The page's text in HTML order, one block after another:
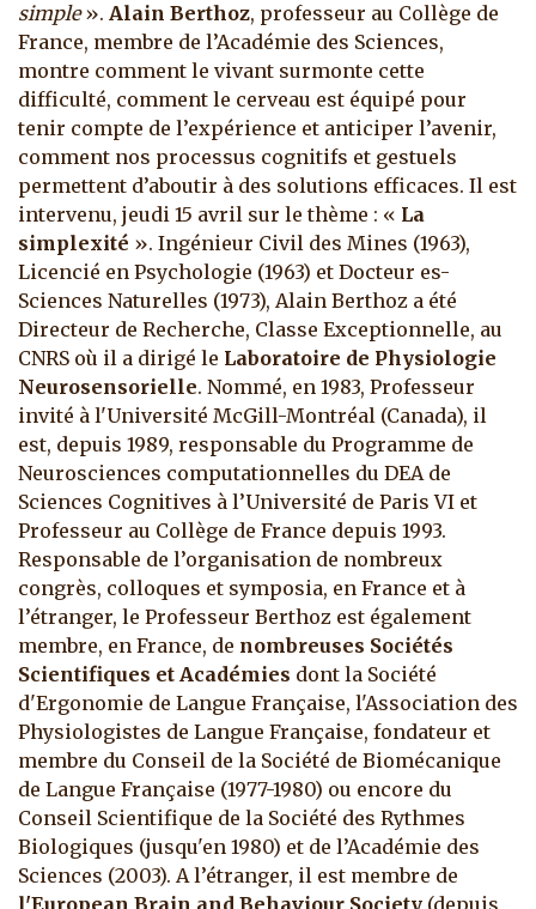
simple». Alain Berthoz, professeur au Collège de
France, membre de l’Académie des Sciences,
montre comment le vivant surmonte cette
difficulté, comment le cerveau est équipé pour
tenir compte de l’expérience et anticiper l’avenir,
comment nos processus cognitifs et gestuels
permettent d’aboutir à des solutions efficaces. Il est
intervenu, jeudi 15 avril sur le thème : « La
simplexité ». Ingénieur Civil des Mines (1963),
Licencié en Psychologie (1963) et Docteur es-
Sciences Naturelles (1973), Alain Berthoz a été
Directeur de Recherche, Classe Exceptionnelle, au
CNRS où il a dirigé le Laboratoire de Physiologie
Neurosensorielle. Nommé, en 1983, Professeur
invité à l'Université McGill-Montréal (Canada), il
est, depuis 1989, responsable du Programme de
Neurosciences computationnelles du DEA de
Sciences Cognitives à l’Université de Paris VI et
Professeur au Collège de France depuis 1993.
Responsable de l’organisation de nombreux
congrès, colloques et symposia, en France et à
l’étranger, le Professeur Berthoz est également
membre, en France, de nombreuses Sociétés
Scientifiques et Académies dont la Société
d'Ergonomie de Langue Française, l'Association des
Physiologistes de Langue Française, fondateur et
membre du Conseil de la Société de Biomécanique
de Langue Française (1977-1980) ou encore du
Conseil Scientifique de la Société des Rythmes
Biologiques (jusqu'en 1980) et de l’Académie des
Sciences (2003). A l’étranger, il est membre de